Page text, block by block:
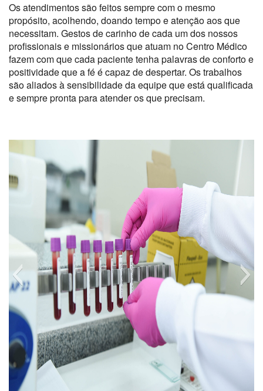
Os atendimentos são feitos sempre com o mesmo
propósito, acolhendo, doando tempo e atenção aos que
necessitam. Gestos de carinho de cada um dos nossos
profissionais e missionários que atuam no Centro Médico
fazem com que cada paciente tenha palavras de conforto e
positividade que a fé é capaz de despertar. Os trabalhos
são aliados à sensibilidade da equipe que está qualificada
e sempre pronta para atender os que precisam.